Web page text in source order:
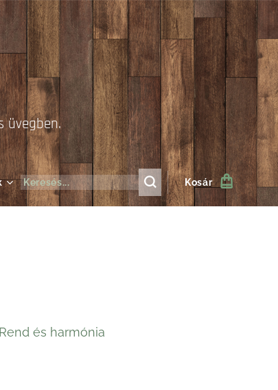
üvegben.
Kosár
és harmónia